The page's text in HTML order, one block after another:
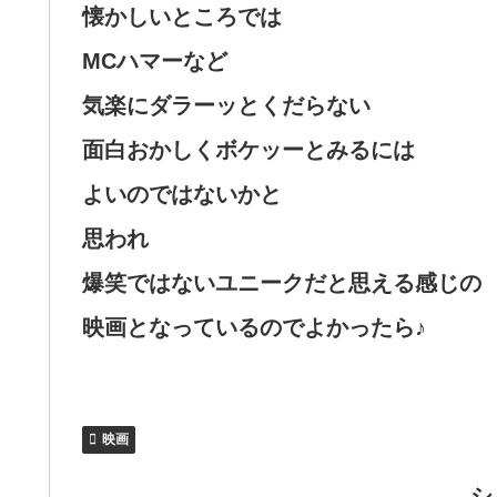
懐かしいところでは
MCハマーなど
気楽にダラーッとくだらない
面白おかしくボケッーとみるには
よいのではないかと
思われ
爆笑ではないユニークだと思える感じの
映画となっているのでよかったら♪
映画